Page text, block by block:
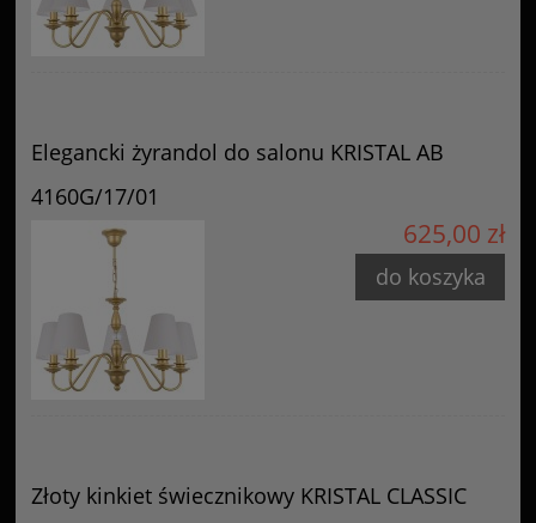
Elegancki żyrandol do salonu KRISTAL AB
4160G/17/01
625,00 zł
do koszyka
Złoty kinkiet świecznikowy KRISTAL CLASSIC